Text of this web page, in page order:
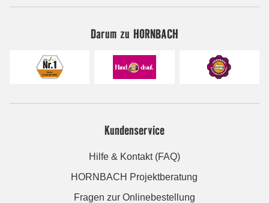
Darum zu HORNBACH
Kundenservice
Hilfe & Kontakt (FAQ)
HORNBACH Projektberatung
Fragen zur Onlinebestellung